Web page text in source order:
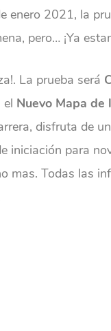
enero 2021, la
pero… ¡Ya
La prueba será
el Nuevo Mapa de
disfruta de
iniciación para
mas. Todas las